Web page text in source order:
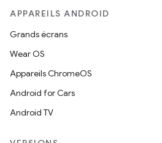
APPAREILS ANDROID
Grands écrans
Wear OS
Appareils ChromeOS
Android for Cars
Android TV